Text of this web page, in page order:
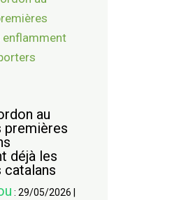
au
premières
déjà les
: 29/05/2026